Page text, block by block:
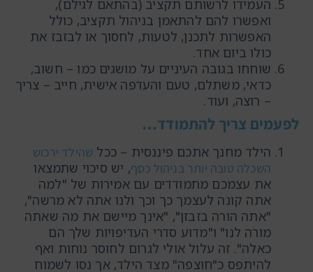
העמידו לרשותם תקציב (בהתאם לגילם),
ואפשרו להם להתאמן בניהול תקציב, כולל
האפשרות לתכנן, לטעות, לחסוך או לבזבז את
כולו ביום אחד.
שוחחו בגובה העיניים על מושגים כמו – חשוב,
כדאי, משתלם, טעם והעדפה אישית, חייב – צריך
– רוצה, ועוד.
לפעמים צריך להתמודד…
הילד מחנך אתכם פיננסית – ככל שהילד ירכוש
השכלה טובה יותר בניהול כסף, יש סיכוי שתמצאו
את עצמכם מתמודדים עם אמירות של "למה
אתה קונה לעצמך כך וכך ולנו אתה לא מרשה",
"אתה הורה בזבזן", "אינך מיישם את מה שאתה
מורה לנו" ו"מדוע סדרי העדיפויות שלך הם
כאלה". זה עלול אולי לגרום לחוסר נוחות ואף
להיתפס כ"חוצפה" מצד הילד, אך נסו לשמוח